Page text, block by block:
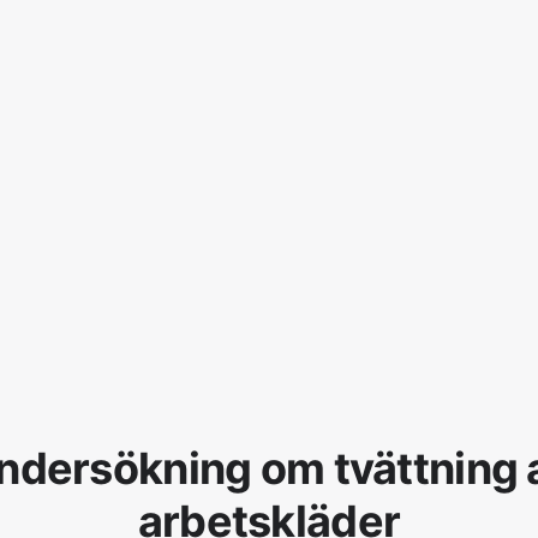
om tvättning
arbetskläder